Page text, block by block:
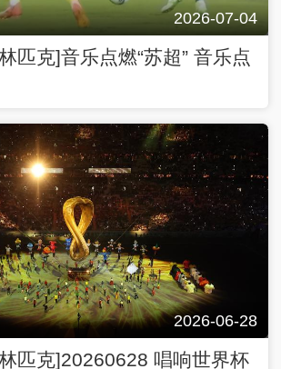
2026-07-04
匹克]音乐点燃“苏超” 音乐点
2026-06-28
匹克]20260628 唱响世界杯